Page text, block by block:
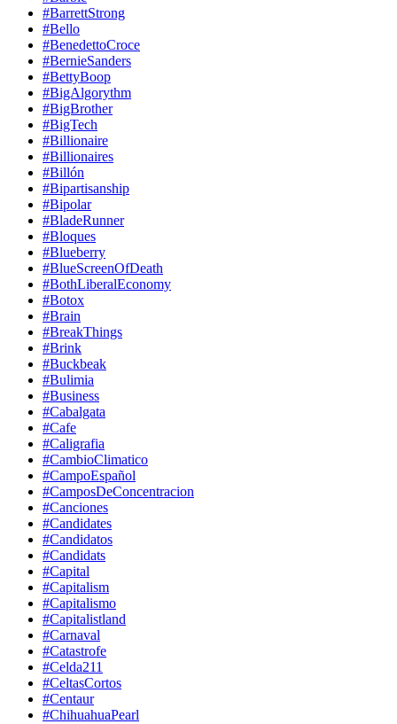
#BarrettStrong
#Bello
#BenedettoCroce
#BernieSanders
#BettyBoop
#BigAlgorythm
#BigBrother
#BigTech
#Billionaire
#Billionaires
#Billón
#Bipartisanship
#Bipolar
#BladeRunner
#Bloques
#Blueberry
#BlueScreenOfDeath
#BothLiberalEconomy
#Botox
#Brain
#BreakThings
#Brink
#Buckbeak
#Bulimia
#Business
#Cabalgata
#Cafe
#Caligrafia
#CambioClimatico
#CampoEspañol
#CamposDeConcentracion
#Canciones
#Candidates
#Candidatos
#Candidats
#Capital
#Capitalism
#Capitalismo
#Capitalistland
#Carnaval
#Catastrofe
#Celda211
#CeltasCortos
#Centaur
#ChihuahuaPearl